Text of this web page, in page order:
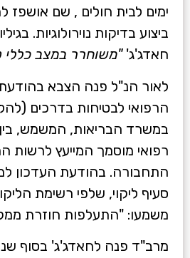
ימים לבית חולים , שם
ביצוע בדיקות נוירולוגיות.
חאדג'ג'"משוחרר במצב כללי
לאור הנ"ל פנה הצבא בהודעת
הרפואי לבטיחות בדרכים
במשרד הבריאות, המשמש,
רפואי מוסמך המייעץ לרשות
התחבורה. בהודעת העדכון
סעיף ליקוי, שלפי רשימת
משמעו: "התעלפות חוזרת